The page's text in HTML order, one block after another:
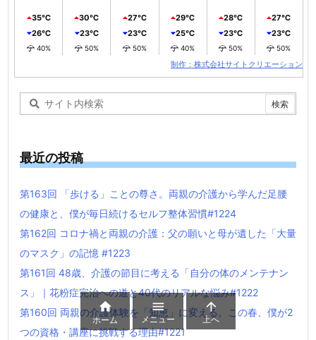
35℃
26℃
40%
30℃
23℃
50%
27℃
23℃
50%
29℃
25℃
40%
28℃
23℃
50%
27℃
23℃
50%
制作：株式会社サイトクリエーション
最近の投稿
第163回 「歩ける」ことの尊さ。両親の介護から学んだ足腰
の健康と、僕が毎日続けるセルフ整体習慣#1224
第162回 コロナ禍と両親の介護：父の願いと母が遺した「大量
のマスク」の記憶 #1223
第161回 48歳、介護の節目に考える「自分の体のメンテナン
ス」｜花粉症完治への道と40代のリアルな悩み#1222
第160回 両親の介護体験を「知恵」に変える。この春、僕が2
つの資格・講座に挑戦する理由#1221

ホーム

メニュー

上へ